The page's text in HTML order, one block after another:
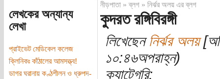
লেখকের অন্যান্য
লেখা
প্রাইভেট মেডিকেল কলেজ
ক্লিনিকঃ কাঁঠালের আমসত্ত্ব!
ডাগর ঘরানায় কণ্ঠশীলন ও ধ্রুপদ-
নীড়পাতা»ব্লগ» নির্ঝর অলয় এর ব্লগ
কুদরত রঙ্গিবিরঙ্গী
লিখেছেননির্ঝর অলয়
১০:৪৬অপরাহ্ন)
ক্যাটেগরি: